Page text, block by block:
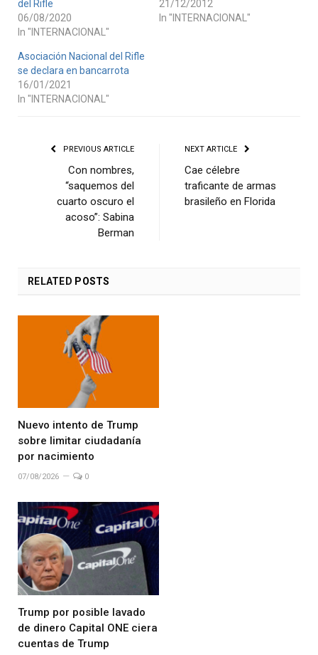
del Rifle
06/08/2020
In "INTERNACIONAL"
21/12/2012
In "INTERNACIONAL"
Asociación Nacional del Rifle
se declara en bancarrota
16/01/2021
In "INTERNACIONAL"
PREVIOUS ARTICLE
Con nombres,
“saquemos del
cuarto oscuro el
acoso”: Sabina
Berman
NEXT ARTICLE
Cae célebre
traficante de armas
brasileño en Florida
RELATED POSTS
Nuevo intento de Trump
sobre limitar ciudadanía
por nacimiento
07/08/2026 0
Trump por posible lavado
de dinero Capital ONE ciera
cuentas de Trump